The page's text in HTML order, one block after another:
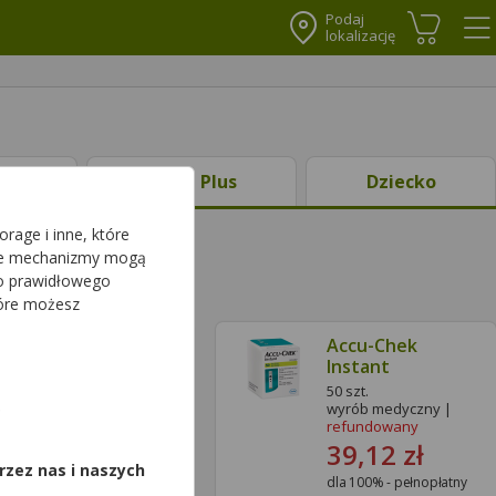
Podaj
lokalizację
Koszyk
Ciąża Plus Dziecko
Accu-Chek
Instant
50 szt.
wyrób medyczny |
refundowany
39,12 zł
dla 100% - pełnopłatny
i inne, które
mechanizmy mogą
prawidłowego
możesz
nas i naszych